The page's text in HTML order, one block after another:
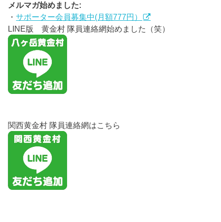
メルマガ始めました:
・サポーター会員募集中(月額777円）
LINE版 黄金村 隊員連絡網始めました（笑）
関西黄金村 隊員連絡網はこちら